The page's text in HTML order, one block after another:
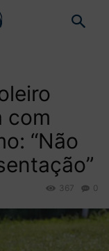
com
“Não
0
367